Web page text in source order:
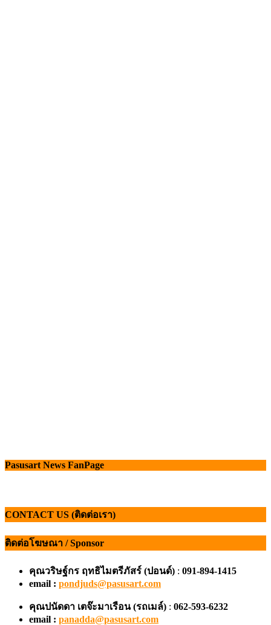
Pasusart News FanPage
CONTACT US (ติดต่อเรา)
ติดต่อโฆษณา / Sponsor
คุณวริษฐ์กร ฤทธิไมตรีภัสร์ (ปอนด์) : 091-894-1415
email : pondjuds@pasusart.com
คุณปนัดดา เตจ๊ะมาเรือน (รถเมล์) : 062-593-6232
email : panadda@pasusart.com